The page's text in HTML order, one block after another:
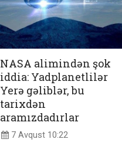
NASA alimindən şok
iddia: Yadplanetlilər
Yerə gəliblər, bu
tarixdən
aramızdadırlar
7 Avqust 10:22